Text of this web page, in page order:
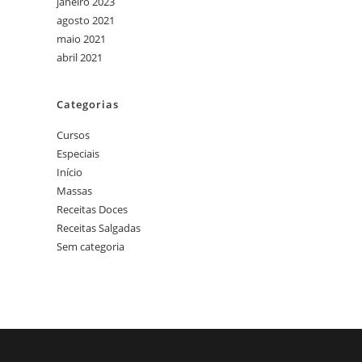
agosto 2021
maio 2021
abril 2021
Categorias
Cursos
Especiais
Início
Massas
Receitas Doces
Receitas Salgadas
Sem categoria